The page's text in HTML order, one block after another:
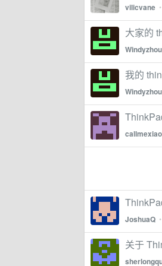
vilicvane •
大家的
Windyzhou
我的
Windyzhou
JoshuaQ •
关于